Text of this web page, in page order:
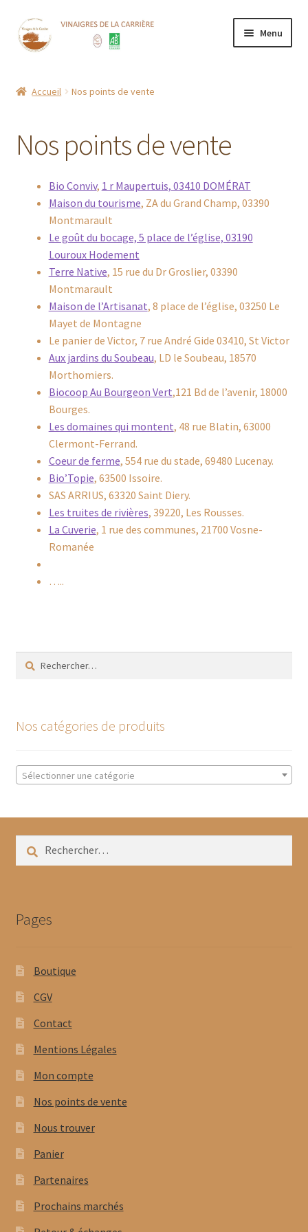
Aller
à
Aller
au
Menu
CGV
Contact
Mentions Légales
Mon compte
Nos points de vente
Nous trouver
Panier
Partenaires
Prochains marchés
Retour & échanges
Validation de la commande
Accueil Nos points de vente
Nos points de vente
Bio Conviv, 1 r Maupertuis, 03410 DOMÉRAT
Maison du tourisme, ZA du Grand Champ, 03390
Montmarault
Le goût du bocage, 5 place de l’église, 03190
Louroux Hodement
Terre Native, 15 rue du Dr Groslier, 03390
Montmarault
Maison de l’Artisanat, 8 place de l’église, 03250 Le
Mayet de Montagne
Le panier de Victor, 7 rue André Gide 03410, St Victor
Aux jardins du Soubeau, LD le Soubeau, 18570
Morthomiers.
Biocoop Au Bourgeon Vert,121 Bd de l’avenir, 18000
Bourges.
Les domaines qui montent, 48 rue Blatin, 63000
Clermont-Ferrand.
Coeur de ferme, 554 rue du stade, 69480 Lucenay.
Bio’Topie, 63500 Issoire.
SAS ARRIUS, 63320 Saint Diery.
Les truites de rivières, 39220, Les Rousses.
La Cuverie, 1 rue des communes, 21700 Vosne-
Romanée
…..
Rechercher :
Nos catégories de produits
Sélectionner une catégorie
Pages
Boutique
CGV
Contact
Mentions Légales
Mon compte
Nos points de vente
Nous trouver
Panier
Partenaires
Prochains marchés